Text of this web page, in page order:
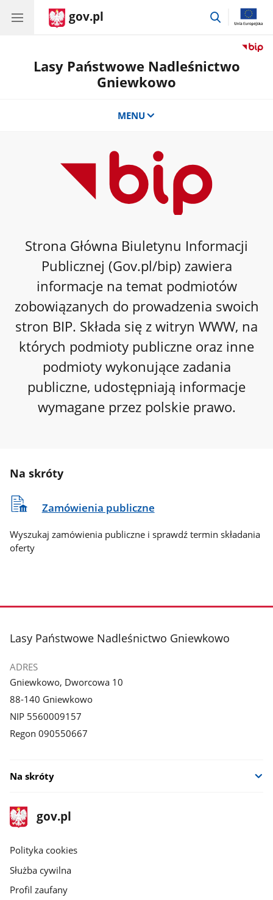
gov.pl
przejdź
Lasy Państwowe Nadleśnictwo
Gniewkowo
MENU
Strona Główna Biuletynu Informacji
Publicznej (Gov.pl/bip) zawiera
informacje na temat podmiotów
zobowiązanych do prowadzenia swoich
stron BIP. Składa się z witryn WWW, na
których podmioty publiczne oraz inne
podmioty wykonujące zadania
publiczne, udostępniają informacje
wymagane przez polskie prawo.
Na skróty
Zamówienia publiczne
Wyszukaj zamówienia publiczne i sprawdź termin składania
oferty
stopka
Lasy Państwowe Nadleśnictwo Gniewkowo
ADRES
Gniewkowo, Dworcowa 10
88-140 Gniewkowo
NIP 5560009157
Regon 090550667
Na skróty
stopka
gov.pl
Strona
gov.pl
gov.pl
Polityka cookies
Służba cywilna
Profil zaufany